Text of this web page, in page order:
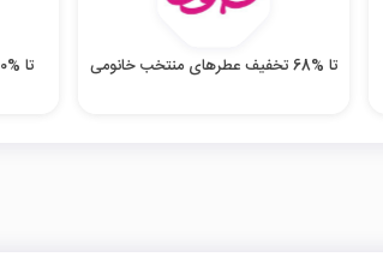
تا %68 تخفیف عطرهای منتخب خانومی